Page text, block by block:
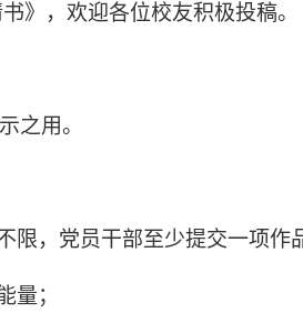
》，欢迎各位校友积极投稿。
之用。
限，党员干部至少提交一项作
量；